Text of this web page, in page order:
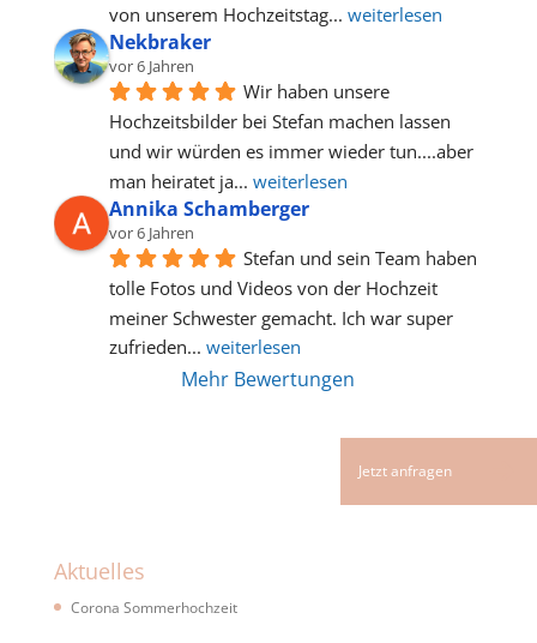
von unserem Hochzeitstag... weiterlesen
Nekbraker
vor 6 Jahren
Wir haben unsere
Hochzeitsbilder bei Stefan machen lassen
und wir würden es immer wieder tun....aber
man heiratet ja... weiterlesen
Annika Schamberger
vor 6 Jahren
Stefan und sein Team haben
tolle Fotos und Videos von der Hochzeit
meiner Schwester gemacht. Ich war super
zufrieden... weiterlesen
Mehr Bewertungen
Aktuelles
Corona Sommerhochzeit